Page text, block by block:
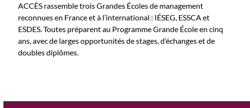
ACCÈS rassemble trois Grandes Écoles de management
reconnues en France et à l’international : IÉSEG, ESSCA et
ESDES. Toutes préparent au Programme Grande École en cinq
ans, avec de larges opportunités de stages, d’échanges et de
doubles diplômes.